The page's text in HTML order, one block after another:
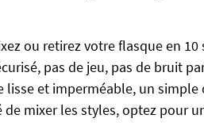
ou retirez votre flasque en 10
pas de jeu, pas de bruit
lisse et imperméable, un simple
de mixer les styles, optez pour